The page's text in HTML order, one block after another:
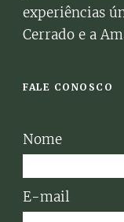
experiências
Cerrado e a
FALE CONOSCO
Nome
E-mail